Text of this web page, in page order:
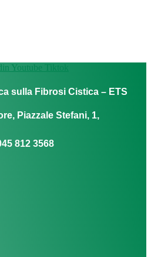
Youtube Tiktok
sulla Fibrosi Cistica – ETS
Piazzale Stefani, 1,
812 3568